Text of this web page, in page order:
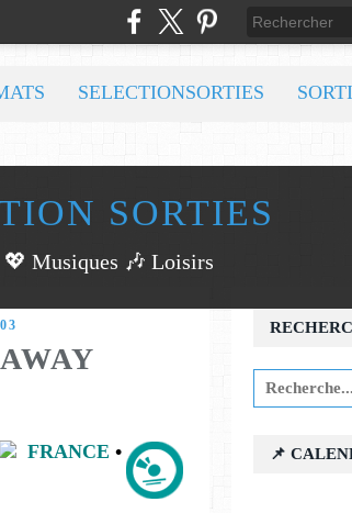
SORTIES
💖 Musiques 🎶 Loisirs
SELECTIONSORTIES
FRANCE • 📌